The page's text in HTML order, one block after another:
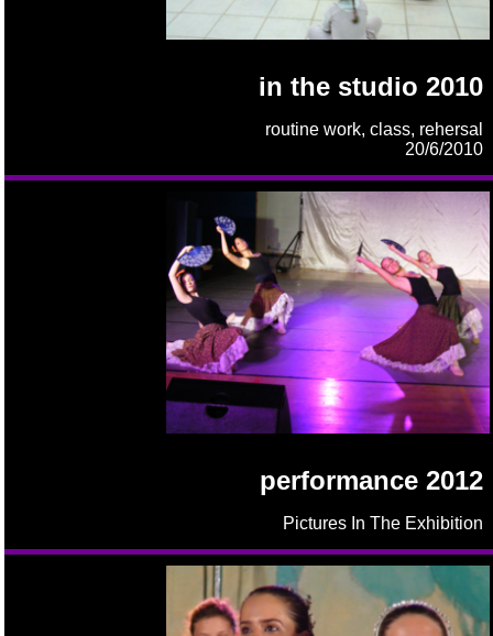
in the studio 2010
routine work, class, rehersal
20/6/2010
performance 2012
Pictures In The Exhibition